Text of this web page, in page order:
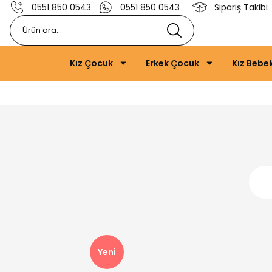
0551 850 0543 0551 850 0543 Sipariş Takibi
Kız Çocuk Erkek Çocuk Kız
Yeni